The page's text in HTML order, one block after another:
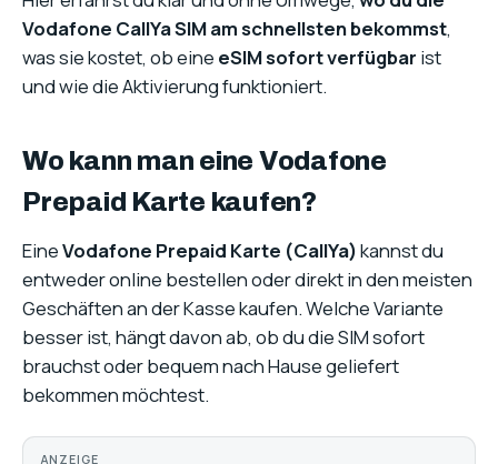
Vodafone CallYa SIM am schnellsten bekommst,
was sie kostet, ob eine eSIM sofort verfügbar ist
und wie die Aktivierung funktioniert.
Wo kann man eine Vodafone
Prepaid Karte kaufen?
EineVodafone Prepaid Karte (CallYa)kannst du
entweder online bestellen oder direkt in den meisten
Geschäften an der Kasse kaufen. Welche Variante
besser ist, hängt davon ab, ob du die SIM sofort
brauchst oder bequem nach Hause geliefert
bekommen möchtest.
ANZEIGE